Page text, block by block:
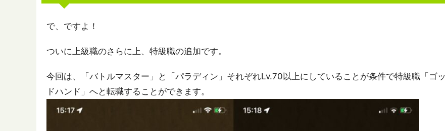
で、ですよ！
ついに上級職のさらに上、特級職の追加です。
今回は、「バトルマスター」と「パラディン」それぞれLv.70以上にしていることが条件で特級職「ゴッ
ドハンド」へと転職することができます。